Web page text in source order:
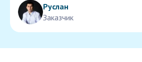
Руслан
Заказчик